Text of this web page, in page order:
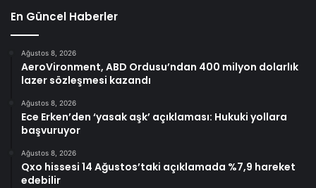
En Güncel Haberler
Ağustos 8, 2026
AeroVironment, ABD Ordusu’ndan 400 milyon dolarlık
lazer sözleşmesi kazandı
Ağustos 8, 2026
Ece Erken’den ‘yasak aşk’ açıklaması: Hukuki yollara
başvuruyor
Ağustos 8, 2026
Qxo hissesi 14 Ağustos’taki açıklamada %7,9 hareket
edebilir